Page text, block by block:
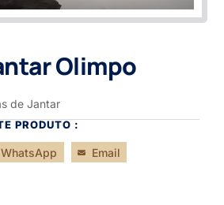
Olimpo
de Jantar
PRODUTO :
WhatsApp Email